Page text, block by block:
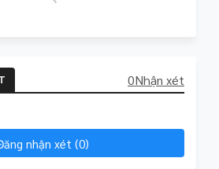
0Nhận xét
nhận xét (0)